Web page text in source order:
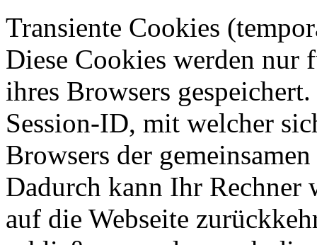
Transiente Cookies
Diese Cookies werden nur
ihres Browsers
Session-ID, mit welcher
Browsers der
Dadurch kann Ihr Rechner
auf die Webseite